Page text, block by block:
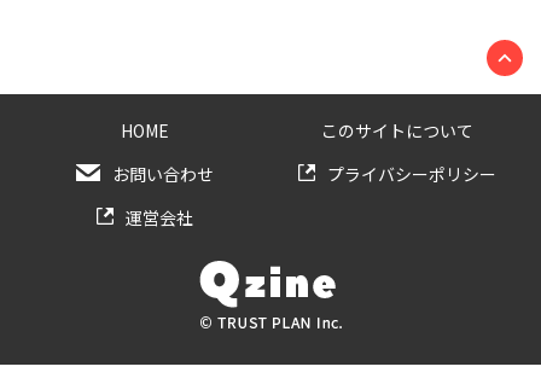
HOME
このサイトについて
お問い合わせ
プライバシーポリシー
運営会社